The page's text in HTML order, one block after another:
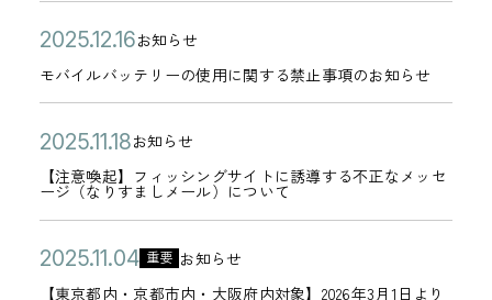
】
復
旧
お
知
ら
せ
ト
誘
導
す
る
不
審
な
相
鉄
テ
ル
ズ
ク
ラ
3
月
1
9
日
す
る
お
知
ら
せ
年
0
3
月
リ
ー
事
前
告
知
】
3
モバイルバッテリーの使用に関する禁止事項のお知らせ
公
開
日
2
0
2
5
年
1
2
月
カ
テ
リ
ー
お知らせ
モ
バ
イ
ル
バ
ッ
テ
リ
ー
【注意喚起】フィッシングサイトに誘導する不正なメッセ
ージ（なりすましメール）について
公
開
日
2
0
年
カ
テ
ゴ
リ
ー
お知らせ
【
注
意
起
【東京都内・京都市内・大阪府内対象】2026年3月1日より
公
開
2
0
カ
重要 お知らせ
【
東